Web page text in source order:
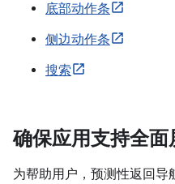
底部动作条
侧边动作条
搜索
确保应用支持全面
为帮助用户，预测性返回导